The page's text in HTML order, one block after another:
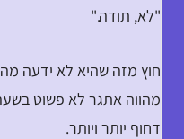
"לא, תודה."
חוץ מזה שהיא לא ידעה
מהווה אתגר לא פשוט
דחוף יותר ויותר.